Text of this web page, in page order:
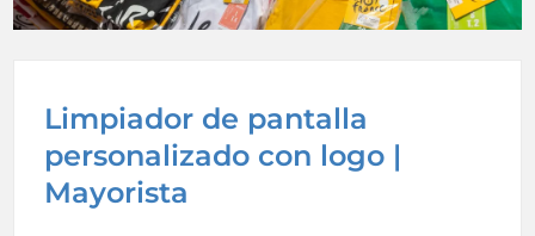
Limpiador de pantalla
personalizado con logo |
Mayorista